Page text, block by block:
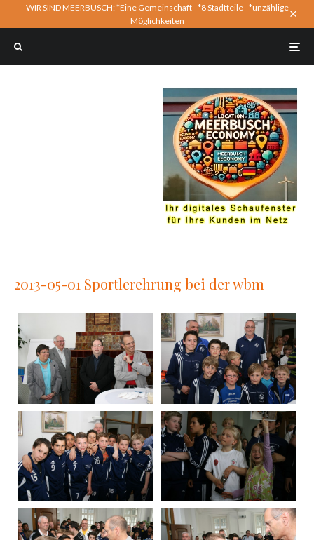
WIR SIND MEERBUSCH: *Eine Gemeinschaft - *8 Stadtteile - *unzählige
Möglichkeiten
2013-05-01 Sportlerehrung bei der wbm